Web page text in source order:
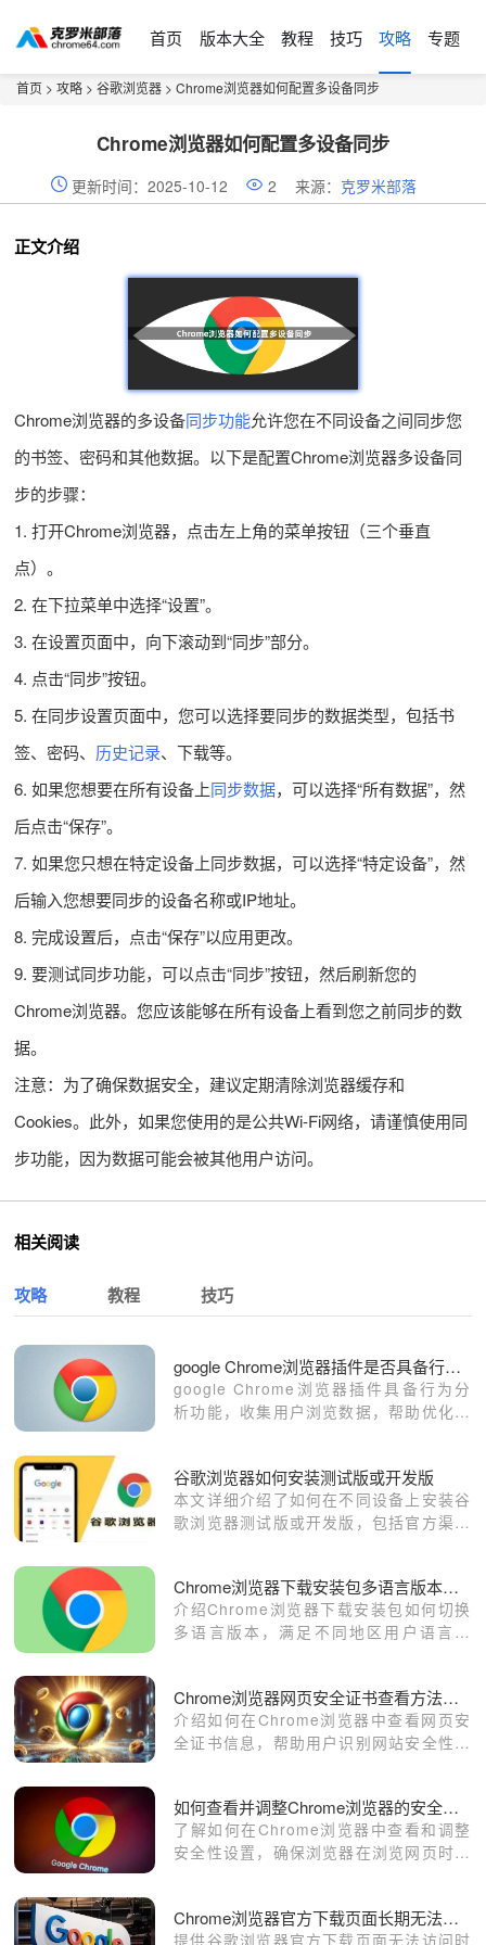
首页 版本大全 教程 技巧 攻略 专题
首页 > 攻略 > 谷歌浏览器 > Chrome浏览器如何配置多设备同步
Chrome浏览器如何配置多设备同步
更新时间：2025-10-12 2 来源： 克罗米部落
正文介绍
Chrome浏览器的多设备同步功能允许您在不同设备之间同步您
的书签、密码和其他数据。以下是配置Chrome浏览器多设备同
步的步骤：
1. 打开Chrome浏览器，点击左上角的菜单按钮（三个垂直
点）。
2. 在下拉菜单中选择“设置”。
3. 在设置页面中，向下滚动到“同步”部分。
4. 点击“同步”按钮。
5. 在同步设置页面中，您可以选择要同步的数据类型，包括书
签、密码、 历史记录、下载等。
6. 如果您想要在所有设备上同步数据，可以选择“所有数据”，然
后点击“保存”。
7. 如果您只想在特定设备上同步数据，可以选择“特定设备”，然
后输入您想要同步的设备名称或IP地址。
8. 完成设置后，点击“保存”以应用更改。
9. 要测试同步功能，可以点击“同步”按钮，然后刷新您的
Chrome浏览器。您应该能够在所有设备上看到您之前同步的数
据。
注意：为了确保数据安全，建议定期清除浏览器缓存和
Cookies。此外，如果您使用的是公共Wi-Fi网络，请谨慎使用同
步功能，因为数据可能会被其他用户访问。
相关阅读
攻略 教程 技巧
google Chrome浏览器插件是否具备行为分析
google Chrome浏览器插件具备行为分
析功能，收集用户浏览数据，帮助优化浏
谷歌浏览器如何安装测试版或开发版
本文详细介绍了如何在不同设备上安装谷
歌浏览器测试版或开发版，包括官方渠道
Chrome浏览器下载安装包多语言版本切换方法介绍
介绍Chrome浏览器下载安装包如何切换
多语言版本，满足不同地区用户语言需
Chrome浏览器网页安全证书查看方法详解
介绍如何在Chrome浏览器中查看网页安
全证书信息，帮助用户识别网站安全性，
如何查看并调整Chrome浏览器的安全性设置
了解如何在Chrome浏览器中查看和调整
安全性设置，确保浏览器在浏览网页时提
Chrome浏览器官方下载页面长期无法访问的替代方案
提供谷歌浏览器官方下载页面无法访问时